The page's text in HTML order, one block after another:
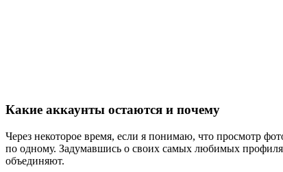
Какие аккаунты остаются и почему
Через некоторое время, если я понимаю, что просмотр
по одному. Задумавшись о своих самых любимых
объединяют.